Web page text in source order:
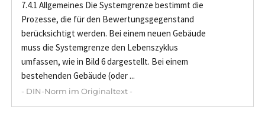
7.4.1 Allgemeines Die Systemgrenze bestimmt die
Prozesse, die für den Bewertungsgegenstand
berücksichtigt werden. Bei einem neuen Gebäude
muss die Systemgrenze den Lebenszyklus
umfassen, wie in Bild 6 dargestellt. Bei einem
bestehenden Gebäude (oder ...
- DIN-Norm im Originaltext -